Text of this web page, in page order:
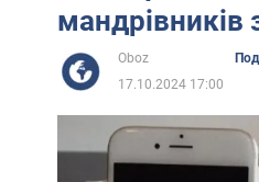
мандрівників
Oboz
17.10.2024 17:00